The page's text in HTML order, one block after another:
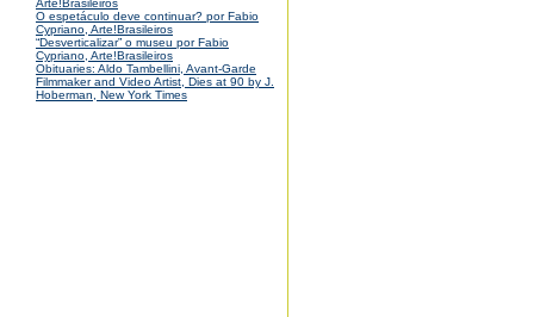
Arte!Brasileiros
O espetáculo deve continuar? por Fabio
Cypriano, Arte!Brasileiros
“Desverticalizar” o museu por Fabio
Cypriano, Arte!Brasileiros
Obituaries: Aldo Tambellini, Avant-Garde
Filmmaker and Video Artist, Dies at 90 by J.
Hoberman, New York Times